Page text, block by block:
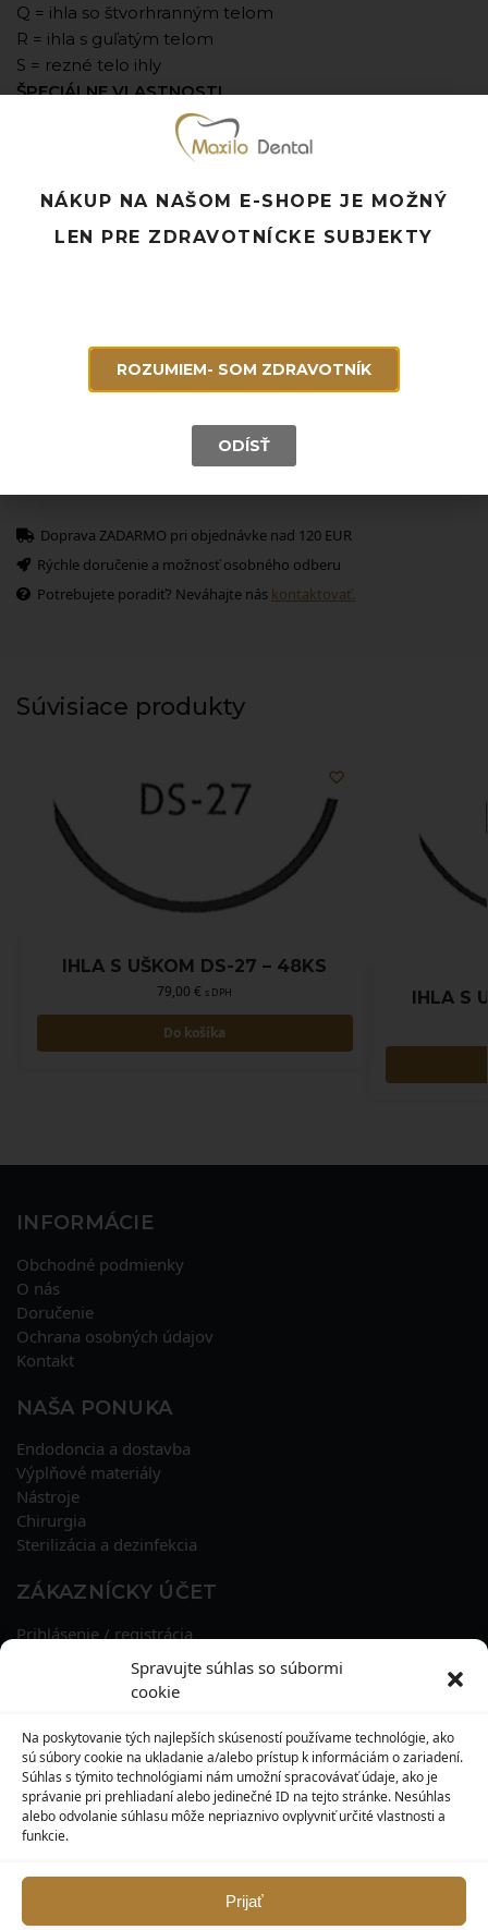
Spravujte súhlas so súbormi
cookie
Na poskytovanie tých najlepších skúseností používame technológie, ako
sú súbory cookie na ukladanie a/alebo prístup k informáciám o zariadení.
Súhlas s týmito technológiami nám umožní spracovávať údaje, ako je
správanie pri prehliadaní alebo jedinečné ID na tejto stránke. Nesúhlas
alebo odvolanie súhlasu môže nepriaznivo ovplyvniť určité vlastnosti a
funkcie.
Prijať
Q = ihla so štvorhranným telom
R = ihla s guľatým telom
S = rezné telo ihly
ŠPECIÁLNE VLASTNOSTI
S = tenký rez
T = trokarová ihla
X = extra silná
DS 12
12 mm dlhá (v rozvinutej dĺžke)
Doprava ZADARMO pri objednávke nad 120 EUR
Rýchle doručenie a možnosť osobného odberu
Potrebujete poradiť? Neváhajte nás kontaktovať.
Súvisiace produkty
IHLA S UŠKOM DS-27 – 48KS
79,00€ s DPH
Do košíka
IHLA S
INFORMÁCIE
Obchodné podmienky
O nás
Doručenie
Ochrana osobných údajov
Kontakt
NAŠA PONUKA
Endodoncia a dostavba
Výplňové materiály
Nástroje
Chirurgia
Sterilizácia a dezinfekcia
ZÁKAZNÍCKY ÚČET
Prihlásenie / registrácia
História objednávok
Zľavové kupóny
KONTAKT
MAXILO DENTAL, s. r. o.
NÁKUP NA NAŠOM E-SHOPE JE MOŽNÝ
LEN PRE ZDRAVOTNÍCKE SUBJEKTY
ROZUMIEM- SOM ZDRAVOTNÍK
ODÍSŤ